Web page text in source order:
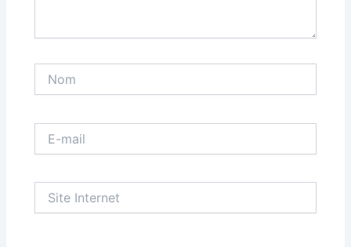
mail
Internet